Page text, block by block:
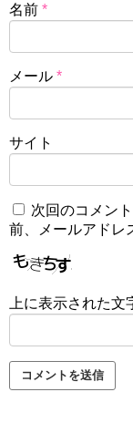
名前 *
メール *
サイト
次回のコメン
前、メールアドレ
上に表示された文